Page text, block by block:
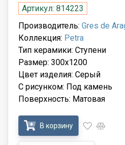
Артикул: 814223
Производитель: Gres de
Коллекция: Petra
Тип керамики: Ступени
Размер: 300x1200
Цвет изделия: Серый
С рисунком: Под камень
Поверхность: Матовая
В корзину